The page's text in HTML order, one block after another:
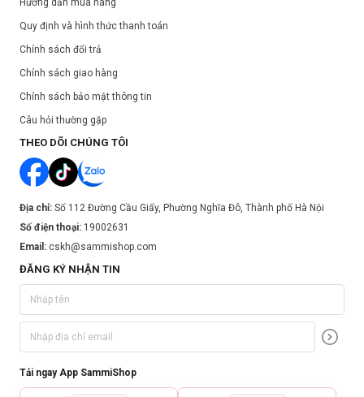
Hướng dẫn mua hàng
Quy định và hình thức thanh toán
Chính sách đổi trả
Chính sách giao hàng
Chính sách bảo mật thông tin
Câu hỏi thường gặp
THEO DÕI CHÚNG TÔI
Địa chỉ: Số 112 Đường Cầu Giấy, Phường Nghĩa Đô, Thành phố Hà Nội
Số điện thoại: 19002631
Email: cskh@sammishop.com
ĐĂNG KÝ NHẬN TIN
Tải ngay App SammiShop